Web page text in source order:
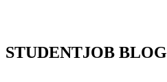
STUDENTJOB BLOG